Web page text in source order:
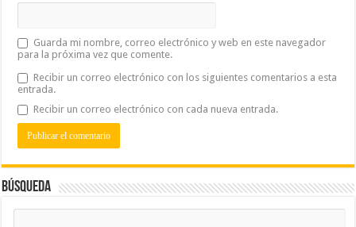
Guarda mi nombre, correo electrónico y web en este navegador
para la próxima vez que comente.
Recibir un correo electrónico con los siguientes comentarios a esta
entrada.
Recibir un correo electrónico con cada nueva entrada.
Búsqueda